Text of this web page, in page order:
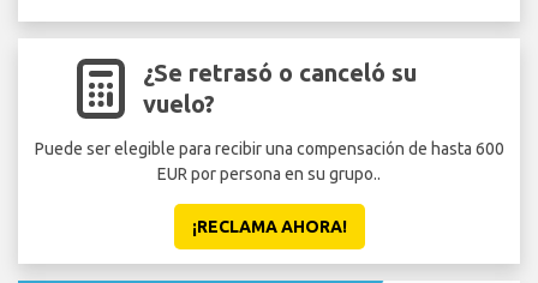
¿Se retrasó o canceló su
vuelo?
Puede ser elegible para recibir una compensación de hasta 600
EUR por persona en su grupo..
¡RECLAMA AHORA!